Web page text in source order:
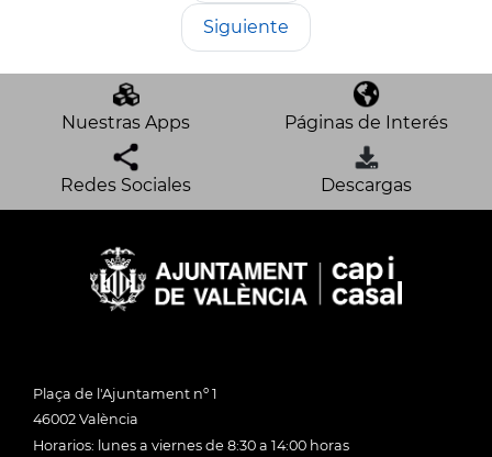
Siguiente
Nuestras Apps Páginas de Interés
Redes Sociales Descargas
Plaça de l'Ajuntament nº 1
46002 València
Horarios: lunes a viernes de 8:30 a 14:00 horas